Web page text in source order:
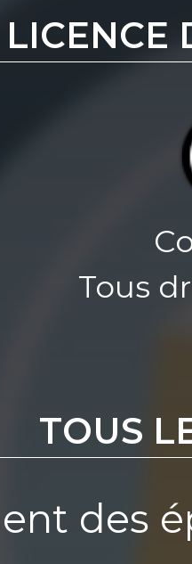
LICENCE
Tous
TOUS
des